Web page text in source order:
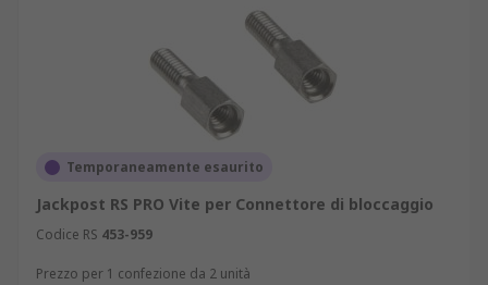
Temporaneamente esaurito
Jackpost RS PRO Vite per Connettore di bloccaggio
Codice RS 453-959
Prezzo per 1 confezione da 2 unità